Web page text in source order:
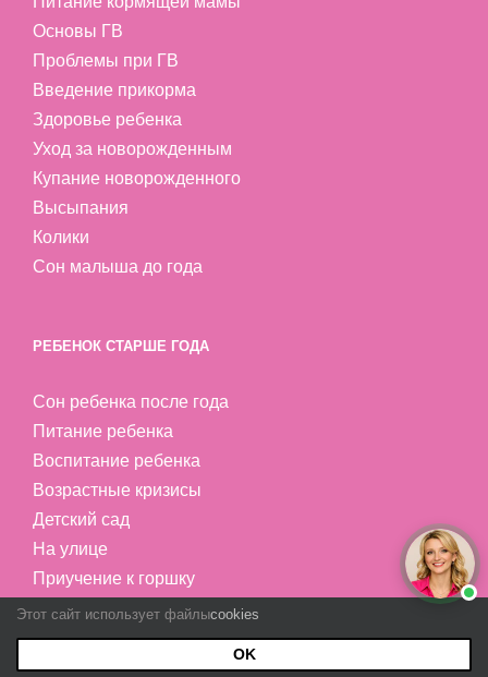
Основы ГВ
Проблемы при ГВ
Введение прикорма
Здоровье ребенка
Уход за новорожденным
Купание новорожденного
Высыпания
Колики
Сон малыша до года
РЕБЕНОК СТАРШЕ ГОДА
Сон ребенка после года
Питание ребенка
Воспитание ребенка
Возрастные кризисы
Детский сад
На улице
Приучение к горшку
Страхи ребенка
Прекращение лактации
Этот сайт использует файлыcookies
OK